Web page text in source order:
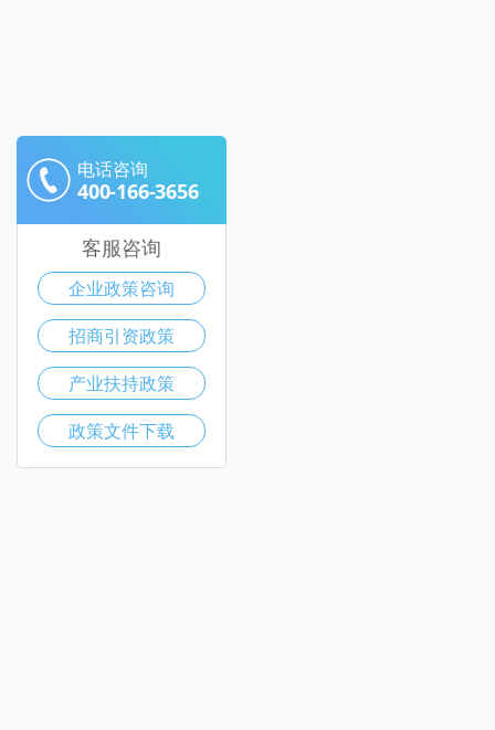
电话咨询
400-166-3656
客服咨询
企业政策咨询
招商引资政策
产业扶持政策
政策文件下载